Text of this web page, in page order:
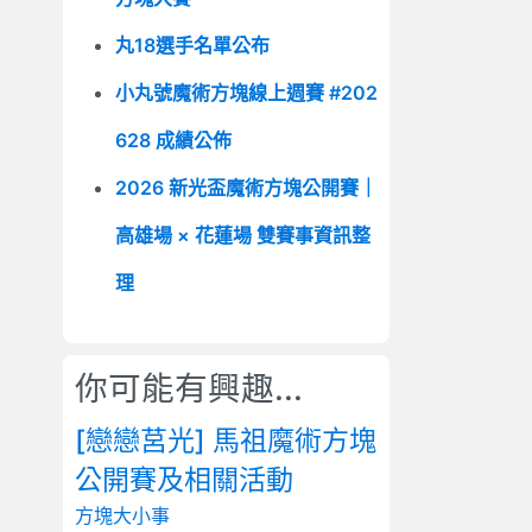
丸18選手名單公布
小丸號魔術方塊線上週賽 #202
628 成績公佈
2026 新光盃魔術方塊公開賽｜
高雄場 × 花蓮場 雙賽事資訊整
理
你可能有興趣...
[戀戀莒光] 馬祖魔術方塊
公開賽及相關活動
方塊大小事